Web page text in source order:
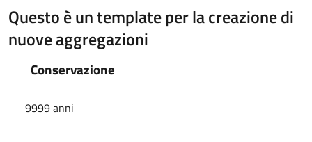
Questo è un template per la creazione di
nuove aggregazioni
Conservazione
9999 anni